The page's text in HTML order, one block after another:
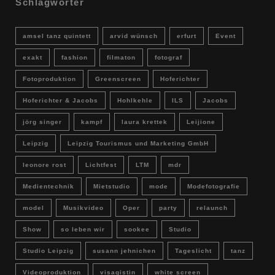
amsel tanz quintett arvid wünsch erfurt Event
exakt fashion filmaton fotograf
Fotoproduktion Greenscreen Hoferichter
Hoferichter & Jacobs Hohlkehle ILS Jacobs
jörg singer kampf laura krettek Leijione
Leipzig Leipzig Tourismus und Marketing GmbH
leonore rost Lichtfest LTM mdr
Medientechnik Mietstudio mode Modefotografie
model Musikvideo Oper party relaunch
Show so leben wir sookee Studio
Studio Leipzig susann jehnichen Tageslicht tanz
Videoproduktion visagistin white screen